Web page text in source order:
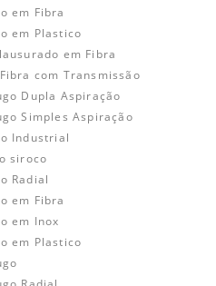
em Fibra
em Plastico
em Fibra
com Transmissão
Dupla Aspiração
Simples Aspiração
Industrial
siroco
Radial
em Fibra
em Inox
em Plastico